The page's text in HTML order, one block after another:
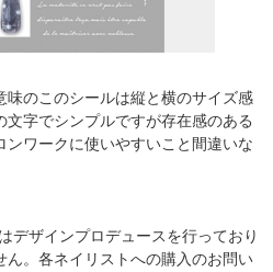
のこのシールは縦と横のサイズ感
字でシンプルですが存在感のある
ワークに使いやすいこと間違いな
デザインプロデュースを行っており
ん。各ネイリストへの購入のお問い